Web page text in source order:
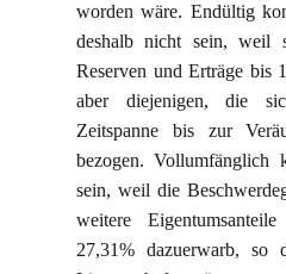
worden wäre. Endültig
deshalb nicht sein, weil
Reserven und Erträge bis
aber diejenigen, die
Zeitspanne bis zur
bezogen. Vollumfänglich
sein, weil die
weitere
27,31% dazuerwarb, so